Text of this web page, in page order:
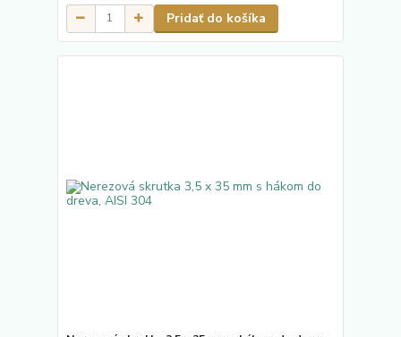
Pridať do košíka